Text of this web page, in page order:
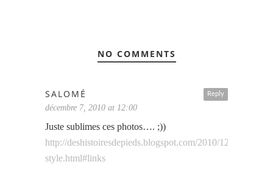
NO COMMENTS
Reply
SALOMÉ
décembre 7, 2010 at 12:00
Juste sublimes ces photos…. ;))
http://deshistoiresdepieds.blogspot.com/2010/12/shoes-
style.html#links